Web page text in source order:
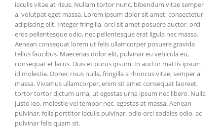
iaculis vitae at risus. Nullam tortor nunc, bibendum vitae semper
a, volutpat eget massa. Lorem ipsum dolor sit amet, consectetur
adipiscing elit. Integer fringilla, orci sit amet posuere auctor, orci
eros pellentesque odio, nec pellentesque erat ligula nec massa.
Aenean consequat lorem ut felis ullamcorper posuere gravida
tellus faucibus. Maecenas dolor elit, pulvinar eu vehicula eu,
consequat et lacus. Duis et purus ipsum. In auctor mattis ipsum
id molestie. Donec risus nulla, fringilla a rhoncus vitae, semper a
massa. Vivamus ullamcorper, enim sit amet consequat laoreet,
tortor tortor dictum urna, ut egestas urna ipsum nec libero. Nulla
justo leo, molestie vel tempor nec, egestas at massa. Aenean
pulvinar, felis porttitor iaculis pulvinar, odio orci sodales odio, ac
pulvinar felis quam sit.